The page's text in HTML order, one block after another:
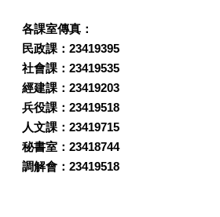
各課室傳真：
民政課：23419395
社會課：23419535
經建課：23419203
兵役課：23419518
人文課：23419715
秘書室：23418744
調解會：23419518